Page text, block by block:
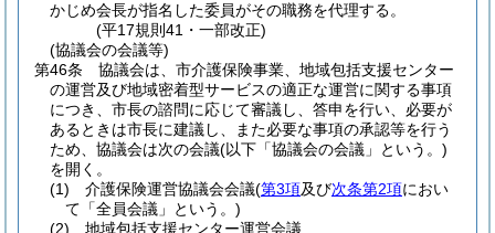
かじめ会長が指名した委員がその職務を代理する。
(平17規則41・一部改正)
(協議会の会議等)
第46条
協議会は、市介護保険事業、地域包括支援センター
の運営及び地域密着型サービスの適正な運営に関する事項
につき、市長の諮問に応じて審議し、答申を行い、必要が
あるときは市長に建議し、また必要な事項の承認等を行う
ため、協議会は次の会議(以下「協議会の会議」という。)
を開く。
(1)
介護保険運営協議会会議(第3項及び次条第2項におい
て「全員会議」という。)
(2)
地域包括支援センター運営会議